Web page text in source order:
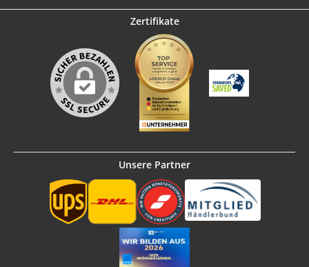
Zertifikate
Unsere Partner